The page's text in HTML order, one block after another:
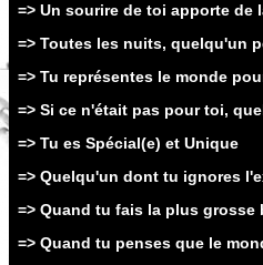
=> Un sourire de toi apporte de
=> Toutes les nuits, quelqu'un
=> Tu représentes le monde
=> Si ce n'était pas pour toi,
=> Tu es Spécial(e) et Unique
=> Quelqu'un dont tu ignores
=> Quand tu fais la plus
=> Quand tu penses que le